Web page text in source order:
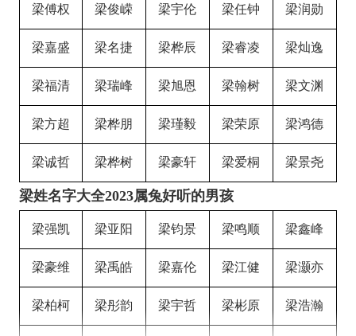
梁傅权 梁俊嵘 梁宇伦 梁任钟 梁润勋
梁嘉盛 梁名捷 梁桦辰 梁睿凌 梁灿逸
梁福清 梁瑞峰 梁旭恩 梁翰树 梁文渊
梁方超 梁桦朋 梁瑾毅 梁荣原 梁鸿德
梁诚哲 梁桦树 梁豪轩 梁爱桐 梁景尧
梁姓名字大全2023属兔好听的男孩
梁强凯 梁亚阳 梁钧景 梁鸣顺 梁鑫峰
梁豪维 梁禹皓 梁嘉伦 梁江健 梁灏亦
梁柏柯 梁彤韵 梁宇哲 梁彬原 梁浩瀚